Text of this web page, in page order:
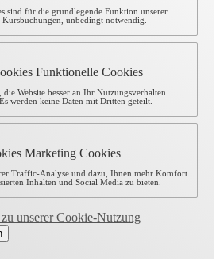
sind für die grundlegende Funktion unserer
Kursbuchungen, unbedingt notwendig.
Funktionelle Cookies
die Website besser an Ihr Nutzungsverhalten
werden keine Daten mit Dritten geteilt.
Marketing Cookies
Traffic-Analyse und dazu, Ihnen mehr Komfort
Inhalten und Social Media zu bieten.
unserer Cookie-Nutzung